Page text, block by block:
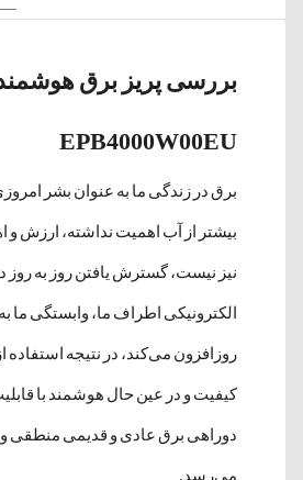
بررسی پریز برق هوشمند
EPB4000W00EU
برق در زندگی ما به عنوان بشر
بیشتر از آب اهمیت نداشته، ارزش و
نیز نیست، گسترش یافتن روز به روز
الکترونیکی اطراف ما، وابستگی ما
روزافزون می‌کند، در نتیجه استفاده
کیفیت و در عین حال هوشمند با
دوراهی برق عادی و قدیمی منطقی
می‌رسد.